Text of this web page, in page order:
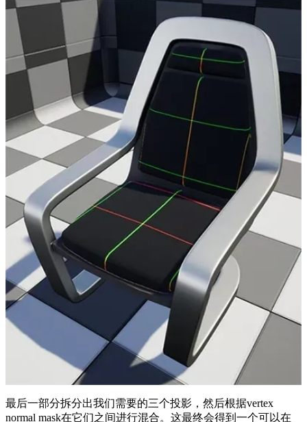
最后一部分拆分出我们需要的三个投影，然后根据vertex
normal mask在它们之间进行混合。这最终会得到一个可以在